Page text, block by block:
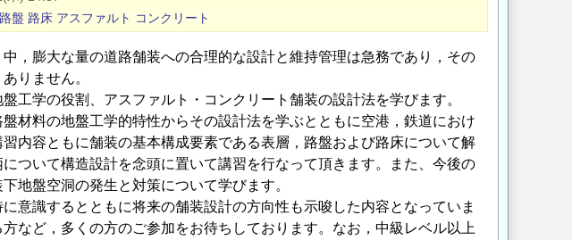
路盤 路床 アスファルト コンクリート
，膨大な量の道路舗装への合理的な設計と維持管理は急務であり，その
りません。
工学の役割、アスファルト・コンクリート舗装の設計法を学びます。
材料の地盤工学的特性からその設計法を学ぶとともに空港，鉄道におけ
内容ともに舗装の基本構成要素である表層，路盤および路床について解
ついて構造設計を念頭に置いて講習を行なって頂きます。また、今後の
地盤空洞の発生と対策について学びます。
意識するとともに将来の舗装設計の方向性も示唆した内容となっていま
など，多くの方のご参加をお待ちしております。なお，中級レベル以上